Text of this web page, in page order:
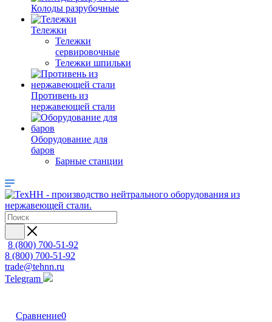
Колоды разрубочные
Тележки
Тележки
сервировочные
Тележки шпильки
Противень из
нержавеющей стали
Оборудование для
баров
Барные станции
8 (800) 700-51-92
8 (800) 700-51-92
trade@tehnn.ru
Telegram
Сравнение0